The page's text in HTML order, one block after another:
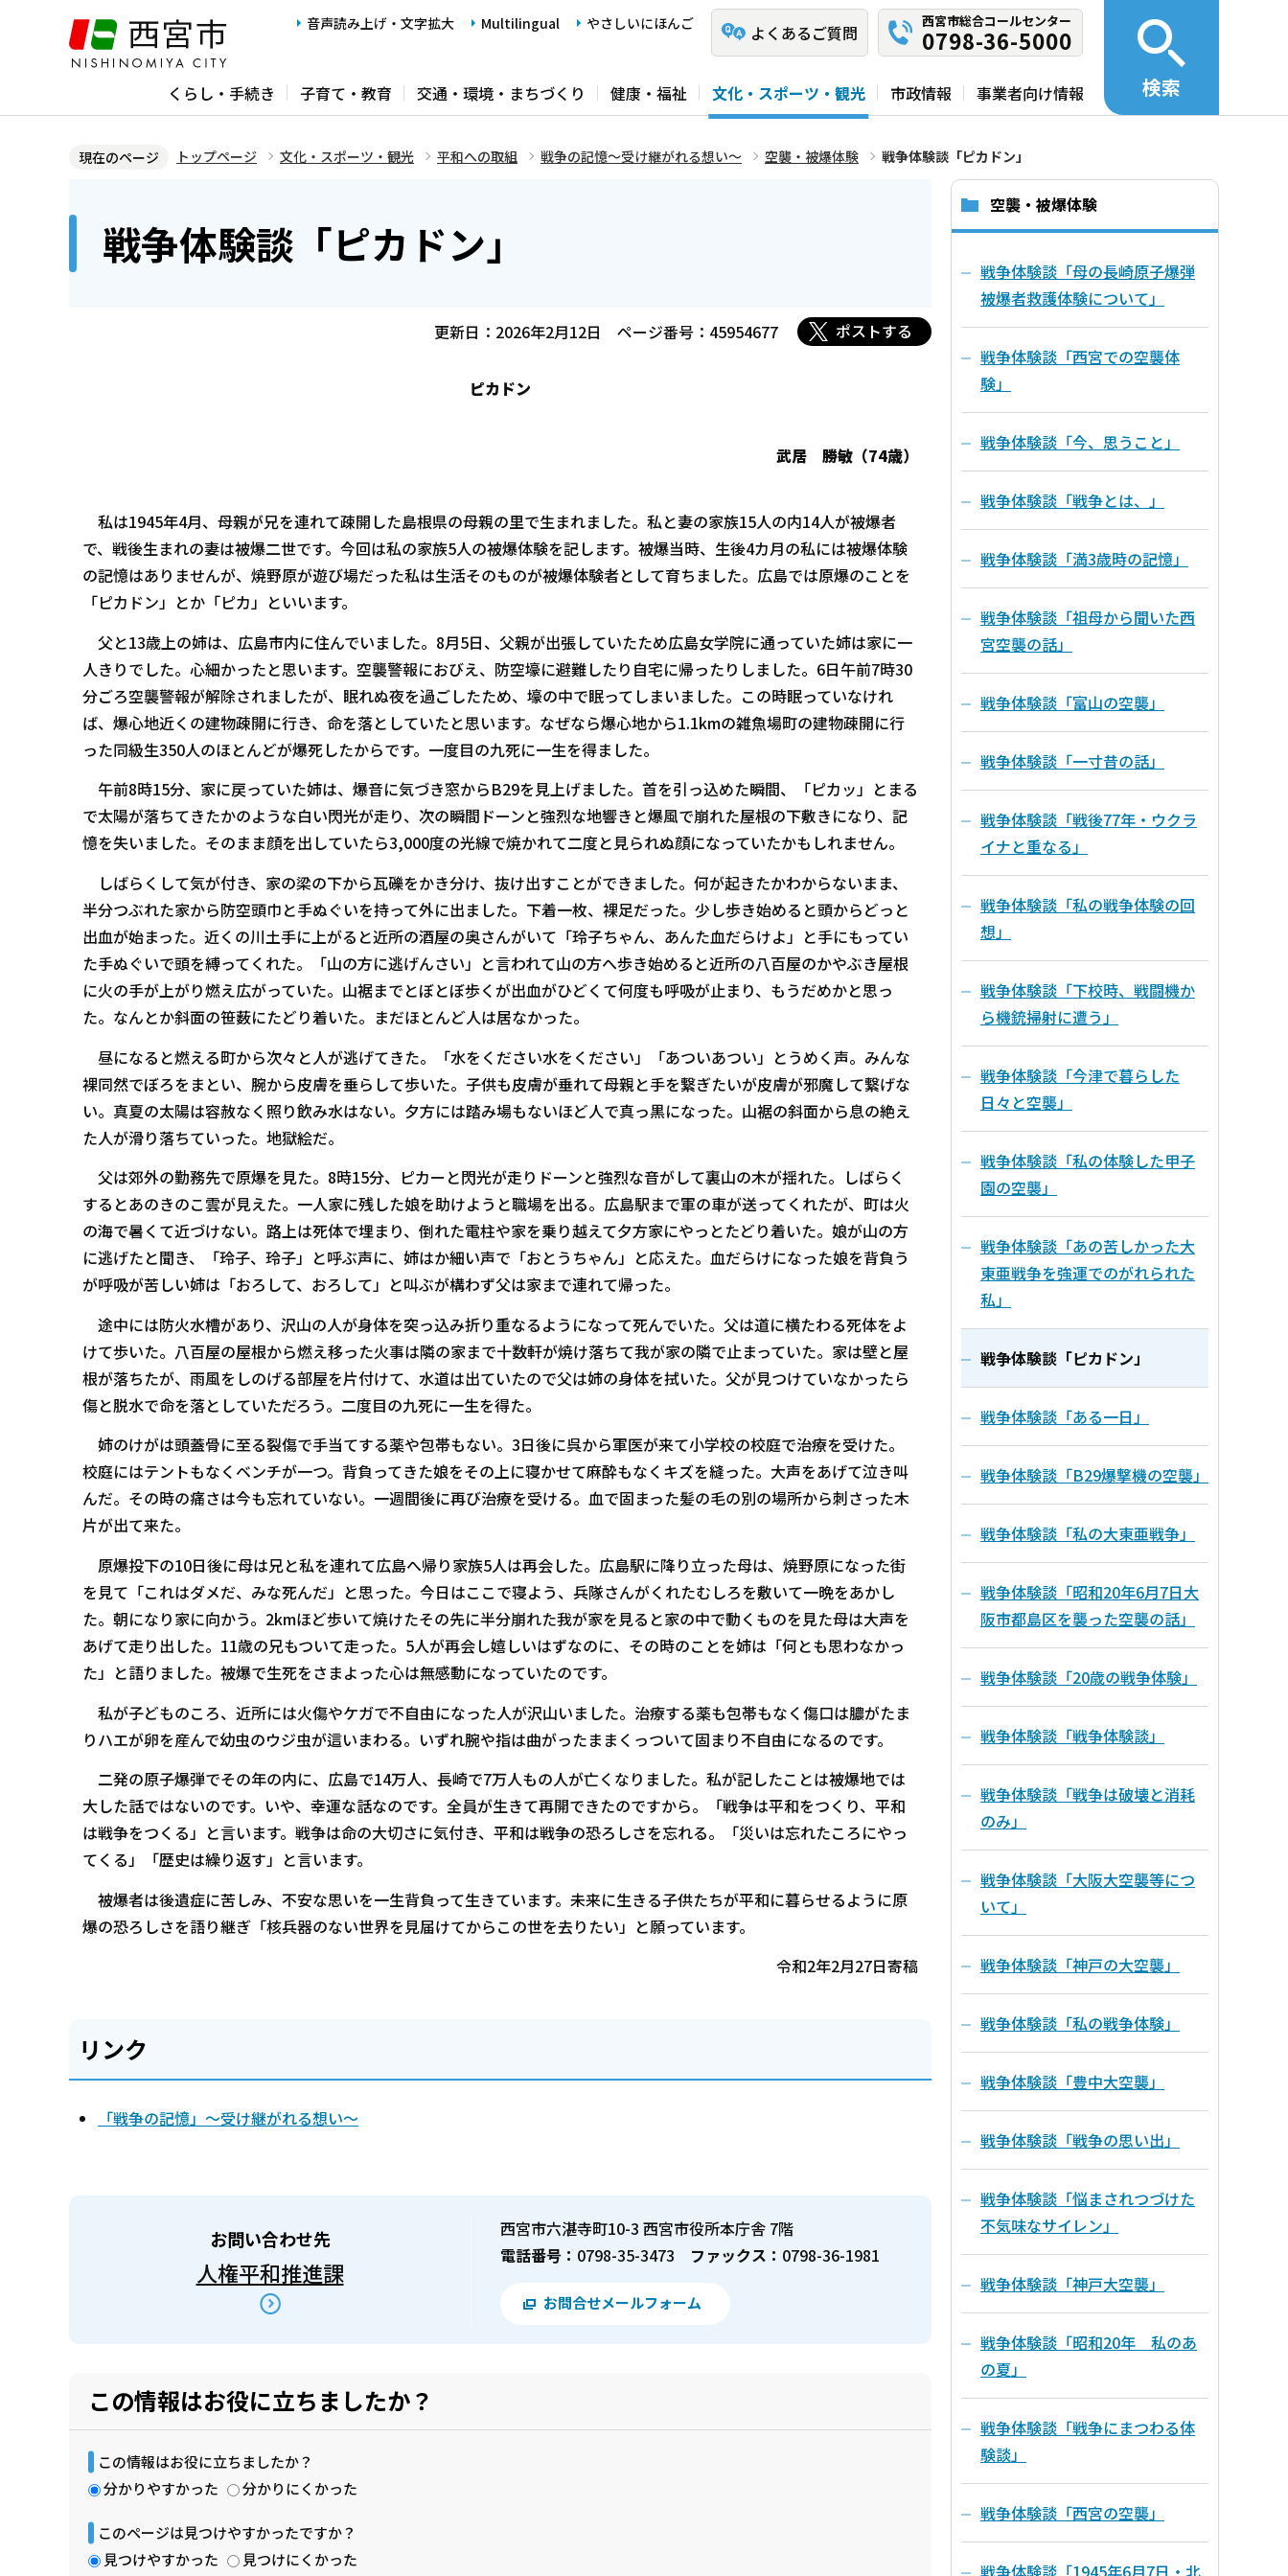
ジ
音声読み上げ・文字拡大 Multilingual やさしいにほんご よくあるご質問
西宮市総合コールセンター
0798-36-5000
くらし・手続き 子育て・教育 交通・環境・まちづくり 健康・福祉 文化・スポーツ・観光 市政情報 事業者向け情報 検索
現在のページ トップページ 文化・スポーツ・観光 平和への取組 戦争の記憶～受け継がれる想い～ 空襲・被爆体験 戦争体験談「ピカドン」
戦争体験談「ピカドン」
更新日：2026年2月12日 ページ番号：45954677 ポストする
ピカドン
武居 勝敏（74歳）
私は1945年4月、母親が兄を連れて疎開した島根県の母親の里で生まれました。私と妻の家族15人の内14人が被爆者
で、戦後生まれの妻は被爆二世です。今回は私の家族5人の被爆体験を記します。被爆当時、生後4カ月の私には被爆体験
の記憶はありませんが、焼野原が遊び場だった私は生活そのものが被爆体験者として育ちました。広島では原爆のことを
「ピカドン」とか「ピカ」といいます。
父と13歳上の姉は、広島市内に住んでいました。8月5日、父親が出張していたため広島女学院に通っていた姉は家に一
人きりでした。心細かったと思います。空襲警報におびえ、防空壕に避難したり自宅に帰ったりしました。6日午前7時30
分ごろ空襲警報が解除されましたが、眠れぬ夜を過ごしたため、壕の中で眠ってしまいました。この時眠っていなけれ
ば、爆心地近くの建物疎開に行き、命を落としていたと思います。なぜなら爆心地から1.1kmの雑魚場町の建物疎開に行
った同級生350人のほとんどが爆死したからです。一度目の九死に一生を得ました。
午前8時15分、家に戻っていた姉は、爆音に気づき窓からB29を見上げました。首を引っ込めた瞬間、「ピカッ」とまる
で太陽が落ちてきたかのような白い閃光が走り、次の瞬間ドーンと強烈な地響きと爆風で崩れた屋根の下敷きになり、記
憶を失いました。そのまま顔を出していたら3,000度の光線で焼かれて二度と見られぬ顔になっていたかもしれません。
しばらくして気が付き、家の梁の下から瓦礫をかき分け、抜け出すことができました。何が起きたかわからないまま、
半分つぶれた家から防空頭巾と手ぬぐいを持って外に出ました。下着一枚、裸足だった。少し歩き始めると頭からどっと
出血が始まった。近くの川土手に上がると近所の酒屋の奥さんがいて「玲子ちゃん、あんた血だらけよ」と手にもってい
た手ぬぐいで頭を縛ってくれた。「山の方に逃げんさい」と言われて山の方へ歩き始めると近所の八百屋のかやぶき屋根
に火の手が上がり燃え広がっていた。山裾までとぼとぼ歩くが出血がひどくて何度も呼吸が止まり、もうだめかと思っ
た。なんとか斜面の笹薮にたどり着いた。まだほとんど人は居なかった。
昼になると燃える町から次々と人が逃げてきた。「水をください水をください」「あついあつい」とうめく声。みんな
裸同然でぼろをまとい、腕から皮膚を垂らして歩いた。子供も皮膚が垂れて母親と手を繋ぎたいが皮膚が邪魔して繋げな
い。真夏の太陽は容赦なく照り飲み水はない。夕方には踏み場もないほど人で真っ黒になった。山裾の斜面から息の絶え
た人が滑り落ちていった。地獄絵だ。
父は郊外の勤務先で原爆を見た。8時15分、ピカーと閃光が走りドーンと強烈な音がして裏山の木が揺れた。しばらく
するとあのきのこ雲が見えた。一人家に残した娘を助けようと職場を出る。広島駅まで軍の車が送ってくれたが、町は火
の海で暑くて近づけない。路上は死体で埋まり、倒れた電柱や家を乗り越えて夕方家にやっとたどり着いた。娘が山の方
に逃げたと聞き、「玲子、玲子」と呼ぶ声に、姉はか細い声で「おとうちゃん」と応えた。血だらけになった娘を背負う
が呼吸が苦しい姉は「おろして、おろして」と叫ぶが構わず父は家まで連れて帰った。
途中には防火水槽があり、沢山の人が身体を突っ込み折り重なるようになって死んでいた。父は道に横たわる死体をよ
けて歩いた。八百屋の屋根から燃え移った火事は隣の家まで十数軒が焼け落ちて我が家の隣で止まっていた。家は壁と屋
根が落ちたが、雨風をしのげる部屋を片付けて、水道は出ていたので父は姉の身体を拭いた。父が見つけていなかったら
傷と脱水で命を落としていただろう。二度目の九死に一生を得た。
姉のけがは頭蓋骨に至る裂傷で手当てする薬や包帯もない。3日後に呉から軍医が来て小学校の校庭で治療を受けた。
校庭にはテントもなくベンチが一つ。背負ってきた娘をその上に寝かせて麻酔もなくキズを縫った。大声をあげて泣き叫
んだ。その時の痛さは今も忘れていない。一週間後に再び治療を受ける。血で固まった髪の毛の別の場所から刺さった木
片が出て来た。
原爆投下の10日後に母は兄と私を連れて広島へ帰り家族5人は再会した。広島駅に降り立った母は、焼野原になった街
を見て「これはダメだ、みな死んだ」と思った。今日はここで寝よう、兵隊さんがくれたむしろを敷いて一晩をあかし
た。朝になり家に向かう。2kmほど歩いて焼けたその先に半分崩れた我が家を見ると家の中で動くものを見た母は大声を
あげて走り出した。11歳の兄もついて走った。5人が再会し嬉しいはずなのに、その時のことを姉は「何とも思わなかっ
た」と語りました。被爆で生死をさまよった心は無感動になっていたのです。
私が子どものころ、近所には火傷やケガで不自由になった人が沢山いました。治療する薬も包帯もなく傷口は膿がたま
りハエが卵を産んで幼虫のウジ虫が這いまわる。いずれ腕や指は曲がったままくっついて固まり不自由になるのです。
二発の原子爆弾でその年の内に、広島で14万人、長崎で7万人もの人が亡くなりました。私が記したことは被爆地では
大した話ではないのです。いや、幸運な話なのです。全員が生きて再開できたのですから。「戦争は平和をつくり、平和
は戦争をつくる」と言います。戦争は命の大切さに気付き、平和は戦争の恐ろしさを忘れる。「災いは忘れたころにやっ
てくる」「歴史は繰り返す」と言います。
被爆者は後遺症に苦しみ、不安な思いを一生背負って生きています。未来に生きる子供たちが平和に暮らせるように原
爆の恐ろしさを語り継ぎ「核兵器のない世界を見届けてからこの世を去りたい」と願っています。
令和2年2月27日寄稿
リンク
「戦争の記憶」～受け継がれる想い～
お問い合わせ先
人権平和推進課
西宮市六湛寺町10-3 西宮市役所本庁舎 7階
電話番号： 0798-35-3473 ファックス： 0798-36-1981
お問合せメールフォーム
この情報はお役に立ちましたか？
この情報はお役に立ちましたか？
分かりやすかった
分かりにくかった
このページは見つけやすかったですか？
見つけやすかった
見つけにくかった
空襲・被爆体験
戦争体験談「母の長崎原子爆弾
被爆者救護体験について」
戦争体験談「西宮での空襲体
験」
戦争体験談「今、思うこと」
戦争体験談「戦争とは、」
戦争体験談「満3歳時の記憶」
戦争体験談「祖母から聞いた西
宮空襲の話」
戦争体験談「富山の空襲」
戦争体験談「一寸昔の話」
戦争体験談「戦後77年・ウクラ
イナと重なる」
戦争体験談「私の戦争体験の回
想」
戦争体験談「下校時、戦闘機か
ら機銃掃射に遭う」
戦争体験談「今津で暮らした
日々と空襲」
戦争体験談「私の体験した甲子
園の空襲」
戦争体験談「あの苦しかった大
東亜戦争を強運でのがれられた
私」
戦争体験談「ピカドン」
戦争体験談「ある一日」
戦争体験談「B29爆撃機の空襲」
戦争体験談「私の大東亜戦争」
戦争体験談「昭和20年6月7日大
阪市都島区を襲った空襲の話」
戦争体験談「20歳の戦争体験」
戦争体験談「戦争体験談」
戦争体験談「戦争は破壊と消耗
のみ」
戦争体験談「大阪大空襲等につ
いて」
戦争体験談「神戸の大空襲」
戦争体験談「私の戦争体験」
戦争体験談「豊中大空襲」
戦争体験談「戦争の思い出」
戦争体験談「悩まされつづけた
不気味なサイレン」
戦争体験談「神戸大空襲」
戦争体験談「昭和20年 私のあ
の夏」
戦争体験談「戦争にまつわる体
験談」
戦争体験談「西宮の空襲」
戦争体験談「1945年6月7日・北